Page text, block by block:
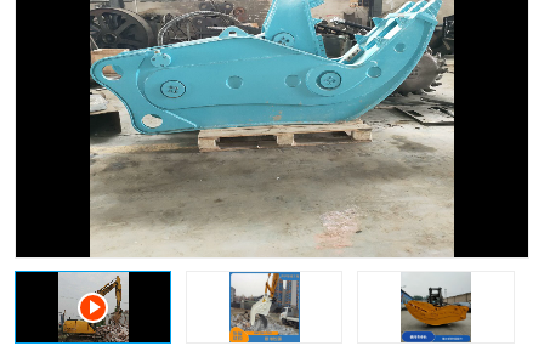
液压剪 土壤修复
铣刨机 开沟机
伐木机 破碎机
打桩机 压路机
枕木机 滑移装载机
清扫器 割草机